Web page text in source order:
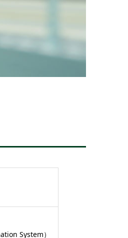
System）